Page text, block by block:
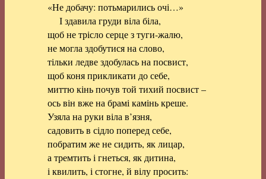
«Не добачу: потьмарились очі…»
І здавила груди віла біла,
щоб не трісло серце з туги-жалю,
не могла здобутися на слово,
тільки ледве здобулась на посвист,
щоб коня прикликати до себе,
миттю кінь почув той тихий посвист –
ось він вже на брамі камінь креше.
Узяла на руки віла в’язня,
садовить в сідло поперед себе,
побратим же не сидить, як лицар,
а тремтить і гнеться, як дитина,
і квилить, і стогне, й вілу просить: